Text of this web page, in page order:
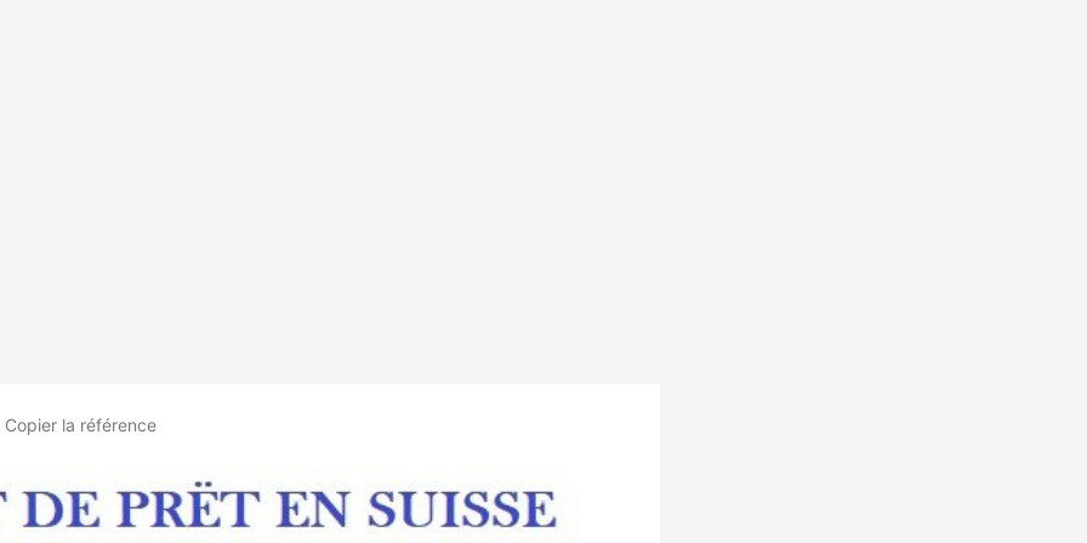
Copier la référence